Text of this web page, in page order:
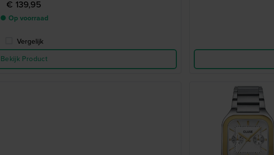
€ 139,95
● Op voorraad
Vergelijk
Bekijk Product